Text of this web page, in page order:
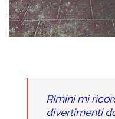
RImini mi
divertimenti